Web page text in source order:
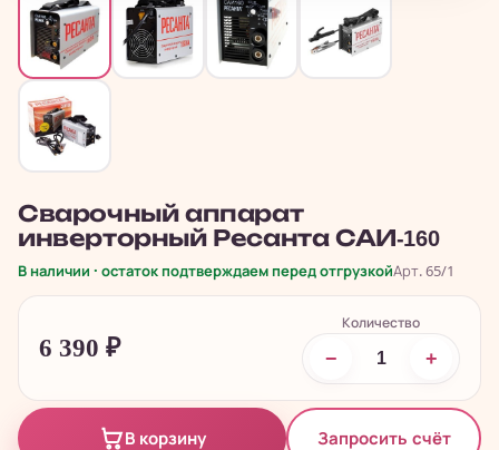
Сварочный аппарат
инверторный Ресанта САИ-160
В наличии · остаток подтверждаем перед отгрузкойАрт. 65/1
6 390 ₽
Количество
− +
В корзину Запросить счёт